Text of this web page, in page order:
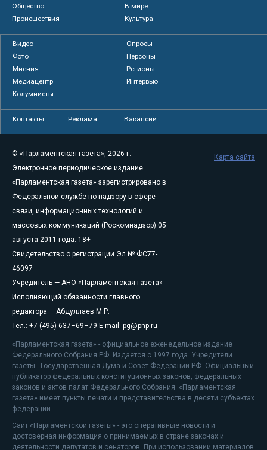
Общество
В мире
Происшествия
Культура
Видео
Опросы
Фото
Персоны
Мнения
Регионы
Медиацентр
Интервью
Колумнисты
Контакты Реклама Вакансии
© «Парламентская газета», 2026 г.
Электронное периодическое издание
«Парламентская газета» зарегистрировано в
Федеральной службе по надзору в сфере
связи, информационных технологий и
массовых коммуникаций (Роскомнадзор) 05
августа 2011 года. 18+
Свидетельство о регистрации Эл № ФС77-
46097
Учредитель — АНО «Парламентская газета»
Исполняющий обязанности главного
редактора — Абдуллаев М.Р.
Тел.: +7 (495) 637–69–79 E-mail: pg@pnp.ru
«Парламентская газета» - официальное еженедельное издание
Федерального Собрания РФ. Издается с 1997 года. Учредители
газеты - Государственная Дума и Совет Федерации РФ. Официальный
публикатор федеральных конституционных законов, федеральных
законов и актов палат Федерального Собрания. «Парламентская
газета» имеет пункты печати и представительства в десяти субъектах
федерации.
Сайт «Парламентской газеты» - это оперативные новости и
достоверная информация о принимаемых в стране законах и
деятельности депутатов и сенаторов. При использовании материалов
Карта сайта